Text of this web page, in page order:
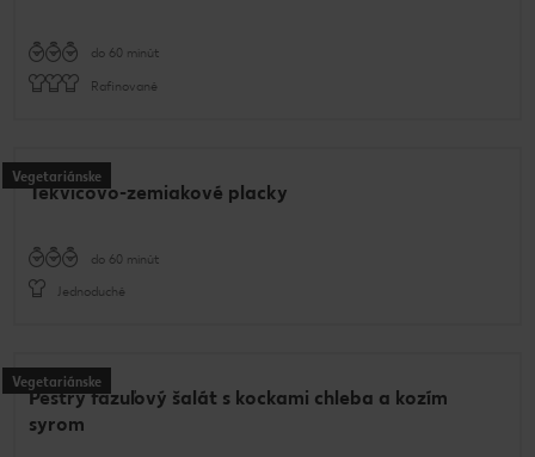
do 60 minút
Rafinované
Vegetariánske
Tekvicovo-zemiakové placky
do 60 minút
Jednoduché
Vegetariánske
Pestrý fazuľový šalát s kockami chleba a kozím
syrom